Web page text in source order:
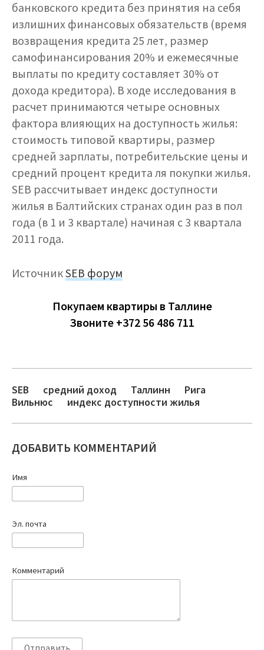
банковского кредита без принятия на себя
излишних финансовых обязательств (время
возвращения кредита 25 лет, размер
самофинансирования 20% и ежемесячные
выплаты по кредиту составляет 30% от
дохода кредитора). В ходе исследования в
расчет принимаются четыре основных
фактора влияющих на доступность жилья:
стоимость типовой квартиры, размер
средней зарплаты, потребительские цены и
средний процент кредита ля покупки жилья.
SEB рассчитывает индекс доступности
жилья в Балтийских странах один раз в пол
года (в 1 и 3 квартале) начиная с 3 квартала
2011 года.
ИсточникSEB форум
Покупаем квартиры в Таллине
Звоните +372 56 486 711
SEB средний доход Таллинн
Рига
Вильнюс
индекс доступности жилья
ДОБАВИТЬ КОММЕНТАРИЙ
Имя
Эл. почта
Комментарий